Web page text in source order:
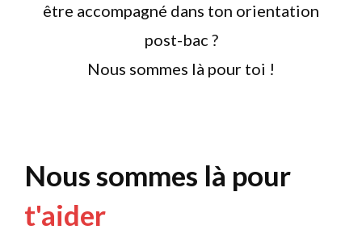
être accompagné dans ton orientation
post-bac ?
Nous sommes là pour toi !
Nous sommes là pour
t'aider